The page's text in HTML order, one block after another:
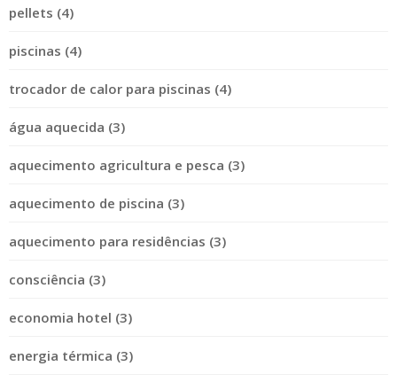
pellets (4)
piscinas (4)
trocador de calor para piscinas (4)
água aquecida (3)
aquecimento agricultura e pesca (3)
aquecimento de piscina (3)
aquecimento para residências (3)
consciência (3)
economia hotel (3)
energia térmica (3)